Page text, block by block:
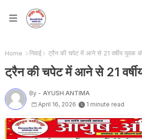
Home निवाई ट्रैन की चपेट में आने से 21 वर्षीय युवक
ट्रैन की चपेट में आने से 21
By - AYUSH ANTIMA
April 16, 2026
1 minute read